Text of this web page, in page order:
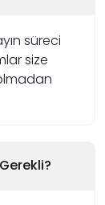
süreci
size